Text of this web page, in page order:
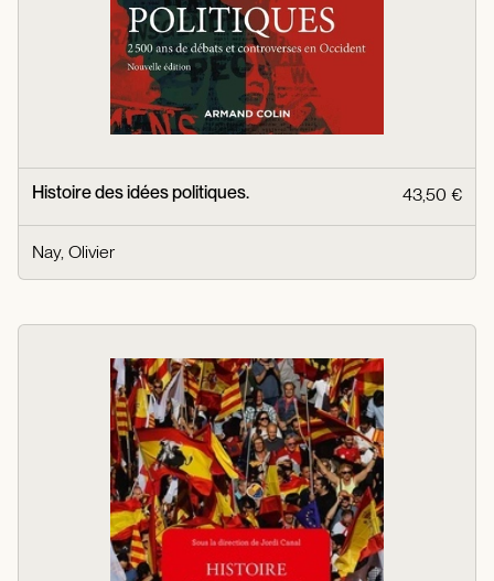
Histoire des idées politiques. 43,50 €
Nay, Olivier